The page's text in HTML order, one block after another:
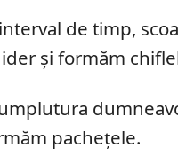
de timp,
și formăm
pachețele.